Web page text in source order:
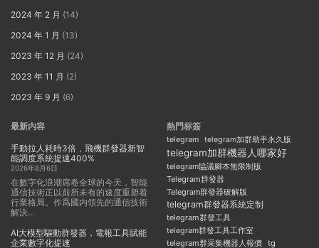
2024 年 2 月 (14)
2024 年 1 月 (13)
2023 年 12 月 (24)
2023 年 11 月 (2)
2023 年 9 月 (6)
最新内容
手動拉人耗時3倍，飛機群發器新智
能調度系統提速400%
2026年8月6日
在數字化浪潮席卷全球的今天，智能
通信技術正以前所未有的速度重塑着
行業格局。作爲國内領先的通信技術
解決...
AI大模型驅動群發器，電報工具賦能
企業數字化提速
熱門标簽
telegram telegram加群助手永久版
telegram加群機器人哪家好
telegram協議腳本無限制版
Telegram群發器
Telegram群發器破解版
telegram群發器系統定制
telegram群發工具
telegram群發工具工作室
telegram群采集機器人報價 tg